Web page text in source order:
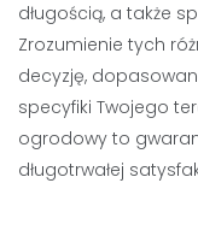
długością, a także
Zrozumienie tych
decyzję,
specyfiki Twojego
ogrodowy to
długotrwałej